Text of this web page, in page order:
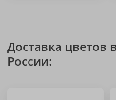
Доставка цветов
России: